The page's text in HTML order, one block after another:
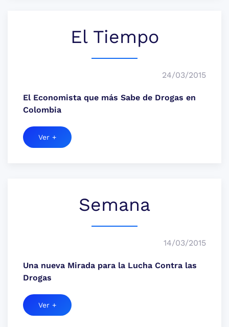
El Tiempo
24/03/2015
El Economista que más Sabe de Drogas en
Colombia
Ver +
Semana
14/03/2015
Una nueva Mirada para la Lucha Contra las
Drogas
Ver +